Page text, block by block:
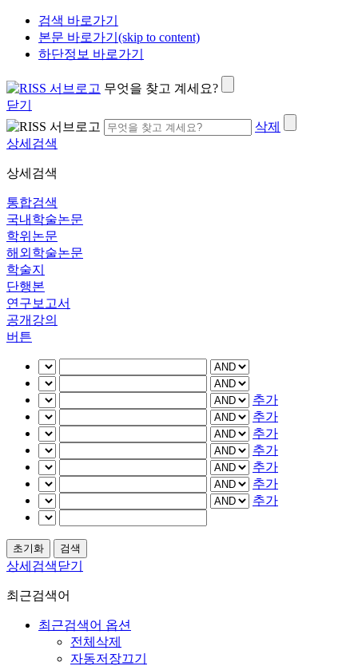
검색 바로가기
본문 바로가기(skip to content)
하단정보 바로가기
무엇을 찾고 계세요?
닫기
삭제
상세검색
상세검색
통합검색
국내학술논문
학위논문
해외학술논문
학술지
단행본
연구보고서
공개강의
버튼
추가
추가
추가
추가
추가
추가
추가
상세검색닫기
최근검색어
최근검색어 옵션
전체삭제
자동저장끄기